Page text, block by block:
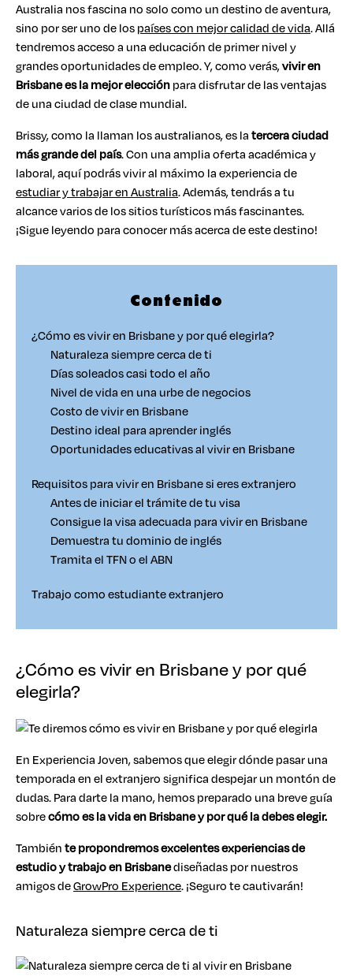
Australia nos fascina no solo como un destino de aventura,
sino por ser uno de lospaíses con mejor calidad de vida. Allá
tendremos acceso a una educación de primer nivel y
grandes oportunidades de empleo. Y, como verás,vivir en
Brisbanees la mejor elecciónpara disfrutar de las ventajas
de una ciudad de clase mundial.
Brissy, como la llaman los australianos, es latercera ciudad
más grande del país. Con una amplia oferta académica y
laboral, aquí podrás vivir al máximo la experiencia de
estudiar y trabajar en Australia. Además, tendrás a tu
alcance varios de los sitios turísticos más fascinantes.
¡Sigue leyendo para conocer más acerca de este destino!
Contenido
¿Cómo es vivir en Brisbane y por qué elegirla?
Naturaleza siempre cerca de ti
Días soleados casi todo el año
Nivel de vida en una urbe de negocios
Costo de vivir en Brisbane
Destino ideal para aprender inglés
Oportunidades educativas al vivir en Brisbane
Requisitos para vivir en Brisbane si eres extranjero
Antes de iniciar el trámite de tu visa
Consigue la visa adecuada para vivir en Brisbane
Demuestra tu dominio de inglés
Tramita el TFN o el ABN
Trabajo como estudiante extranjero
¿Cómo es vivir en Brisbane y por qué
elegirla?
En Experiencia Joven, sabemos que elegir dónde pasar una
temporada en el extranjero significa despejar un montón de
dudas. Para darte la mano, hemos preparado una breve guía
sobrecómo es la vida en Brisbaney por qué la debes elegir.
Tambiénte propondremos excelentesexperiencias de
estudio y trabajo en Brisbanediseñadas por nuestros
amigos deGrowPro Experience. ¡Seguro te cautivarán!
Naturaleza siempre cerca de ti